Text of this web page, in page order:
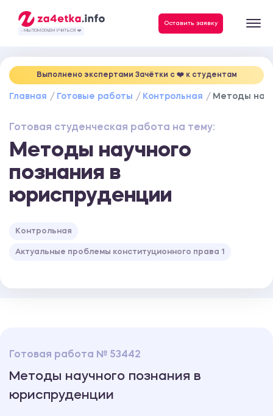
- МЫ ПОМОГАЕМ УЧИТЬСЯ ❤️
Оставить заявку
Выполнено экспертами Зачётки c ❤️ к студентам
Главная Готовые работы Контрольная Методы
Готовая студенческая работа на тему:
Методы научного
познания в
юриспруденции
Контрольная
Актуальные проблемы конституционного права 1
Готовая работа № 53442
Методы научного познания в
юриспруденции